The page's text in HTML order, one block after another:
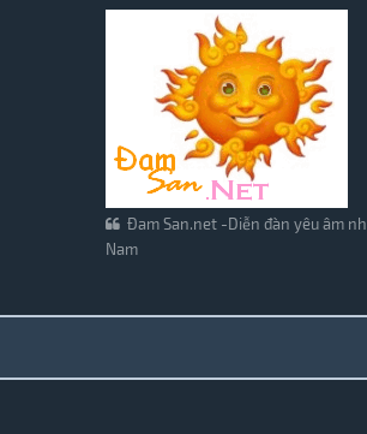
Đam San.net -Diễn đàn yêu âm
Nam